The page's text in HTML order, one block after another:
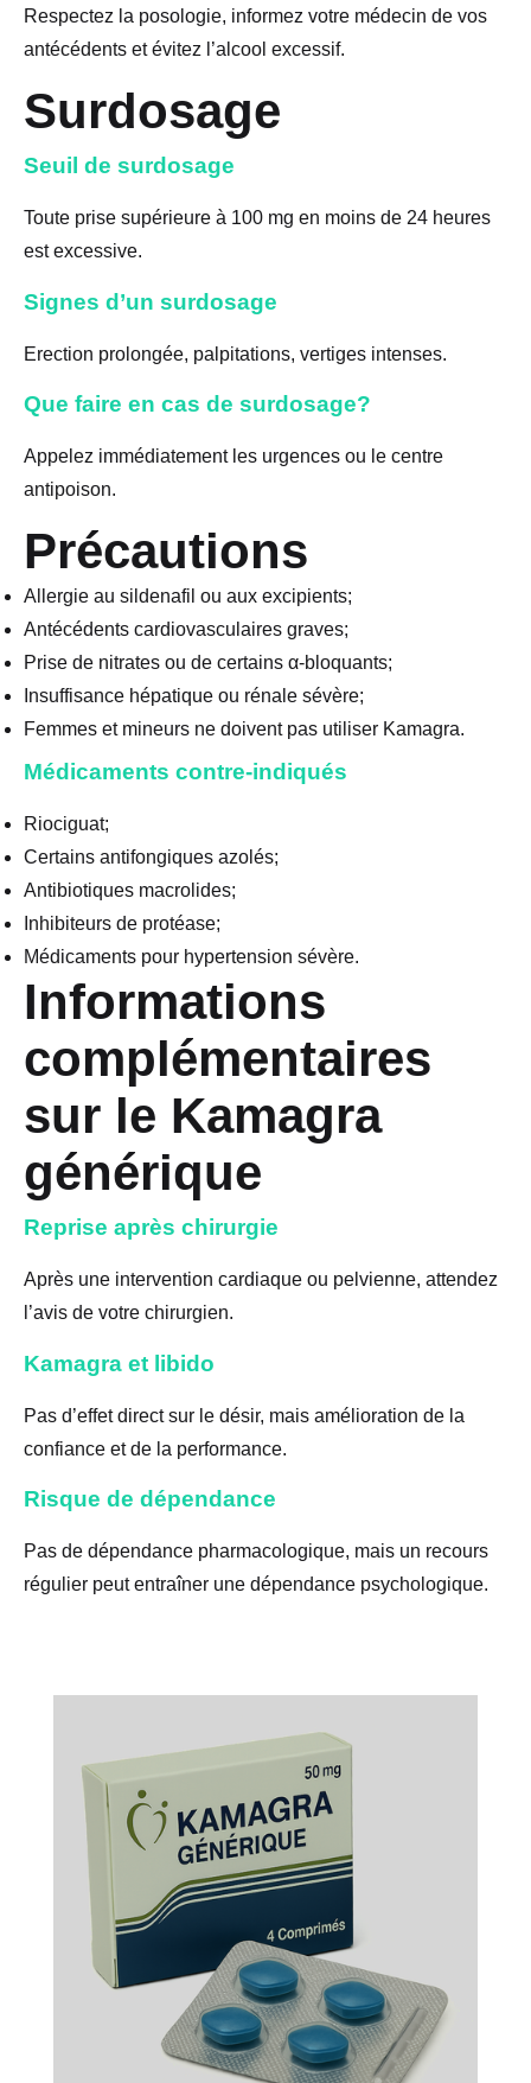
Respectez la posologie, informez votre médecin de vos
antécédents et évitez l’alcool excessif.
Surdosage
Seuil de surdosage
Toute prise supérieure à 100 mg en moins de 24 heures
est excessive.
Signes d’un surdosage
Erection prolongée, palpitations, vertiges intenses.
Que faire en cas de surdosage?
Appelez immédiatement les urgences ou le centre
antipoison.
Précautions
Allergie au sildenafil ou aux excipients;
Antécédents cardiovasculaires graves;
Prise de nitrates ou de certains α-bloquants;
Insuffisance hépatique ou rénale sévère;
Femmes et mineurs ne doivent pas utiliser Kamagra.
Médicaments contre-indiqués
Riociguat;
Certains antifongiques azolés;
Antibiotiques macrolides;
Inhibiteurs de protéase;
Médicaments pour hypertension sévère.
Informations
complémentaires
sur le Kamagra
générique
Reprise après chirurgie
Après une intervention cardiaque ou pelvienne, attendez
l’avis de votre chirurgien.
Kamagra et libido
Pas d’effet direct sur le désir, mais amélioration de la
confiance et de la performance.
Risque de dépendance
Pas de dépendance pharmacologique, mais un recours
régulier peut entraîner une dépendance psychologique.